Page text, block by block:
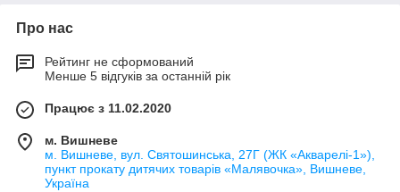
Про нас
Рейтинг не сформований
Менше 5 відгуків за останній рік
Працює з 11.02.2020
м. Вишневе
м. Вишневе, вул. Святошинська, 27Г (ЖК «Акварелі-1»),
пункт прокату дитячих товарів «Малявочка», Вишневе,
Україна